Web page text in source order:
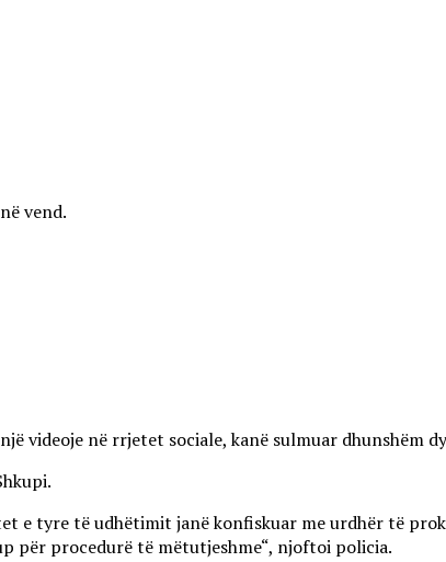
vend.
videoje në rrjetet sociale, kanë sulmuar dhunshëm
e tyre të udhëtimit janë konfiskuar me urdhër të
për procedurë të mëtutjeshme“, njoftoi policia.